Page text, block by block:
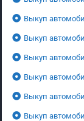
Выкуп
Выкуп
Выкуп
Выкуп
Выкуп
Выкуп